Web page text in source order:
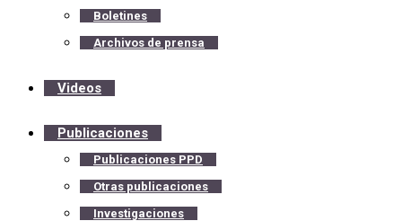
Boletines
Archivos de prensa
Videos
Publicaciones
Publicaciones PPD
Otras publicaciones
Investigaciones